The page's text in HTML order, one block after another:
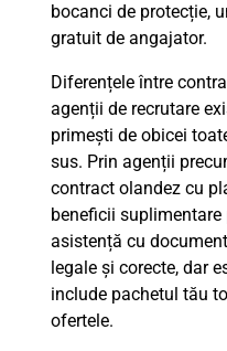
bocanci de protecție,
gratuit de angajator.
Diferențele între
agenții de recrutare
primești de obicei
sus. Prin agenții
contract olandez cu
beneficii
asistență cu
legale și corecte, dar
include pachetul tău
ofertele.